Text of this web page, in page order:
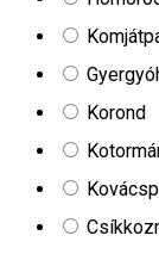
Korond
rendlekezésére.
huzamosabb
hívunk a
hogy egy
kozmetikusra
Kérésre